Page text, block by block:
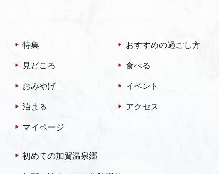
特集 おすすめの過ごし方
見どころ 食べる
おみやげ イベント
泊まる アクセス
マイページ
初めての加賀温泉郷